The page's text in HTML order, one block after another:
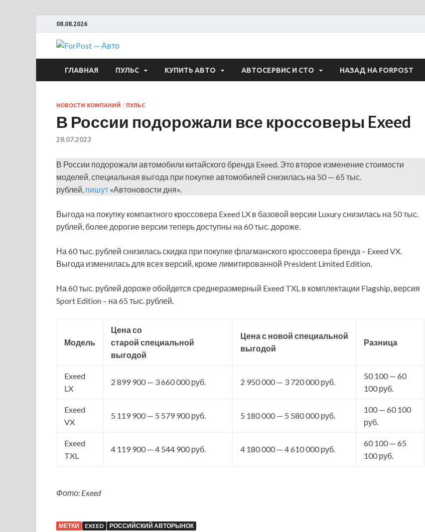
08.08.2026
ForPost — Авто
ГЛАВНАЯ ПУЛЬС КУПИТЬ АВТО АВТОСЕРВИС И СТО НАЗАД НА FORPOST
НОВОСТИ КОМПАНИЙ / ПУЛЬС
В России подорожали все кроссоверы Exeed
28.07.2023
В России подорожали автомобили китайского бренда Exeed. Это второе изменение стоимости
моделей, специальная выгода при покупке автомобилей снизилась на 50 — 65 тыс.
рублей, пишут «Автоновости дня».
Выгода на покупку компактного кроссовера Exeed LX в базовой версии Luxury снизилась на 50 тыс.
рублей, более дорогие версии теперь доступны на 60 тыс. дороже.
На 60 тыс. рублей снизилась скидка при покупке флагманского кроссовера бренда – Exeed VX.
Выгода изменилась для всех версий, кроме лимитированной President Limited Edition.
На 60 тыс. рублей дороже обойдется среднеразмерный Exeed TXL в комплектации Flagship, версия
Sport Edition – на 65 тыс. рублей.
Модель
Цена со
старой специальной
выгодой
Цена с новой специальной
выгодой
Разница
Exeed
LX
2 899 900 — 3 660 000 руб. 2 950 000 — 3 720 000 руб.
50 100 — 60
100 руб.
Exeed
VX
5 119 900 — 5 579 900 руб. 5 180 000 — 5 580 000 руб.
100 — 60 100
руб.
Exeed
TXL
4 119 900 — 4 544 900 руб. 4 180 000 — 4 610 000 руб.
60 100 — 65
100 руб.
Фото: Exeed
МЕТКИ EXEED РОССИЙСКИЙ АВТОРЫНОК